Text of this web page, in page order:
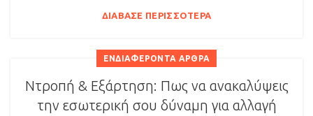
ΔΙΆΒΑΣΕ ΠΕΡΙΣΣΌΤΕΡΑ
ΕΝΔΙΑΦΈΡΟΝΤΑ ΆΡΘΡΑ
Ντροπή & Εξάρτηση: Πως να ανακαλύψεις
την εσωτερική σου δύναμη για αλλαγή